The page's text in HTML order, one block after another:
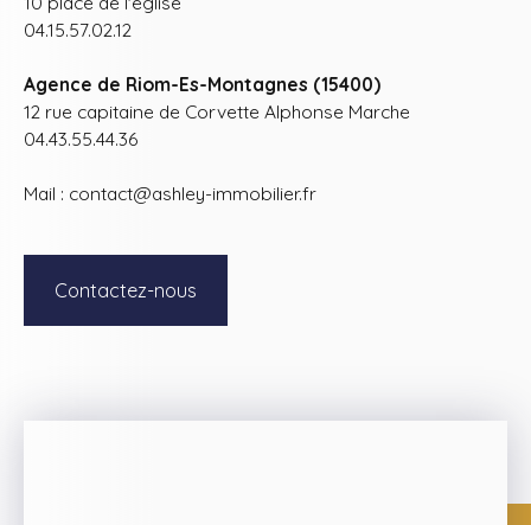
04.15.57.02.12
Agence de Riom-Es-Montagnes (15400)
12 rue capitaine de Corvette Alphonse Marche
04.43.55.44.36
Mail : contact@ashley-immobilier.fr
Contactez-nous